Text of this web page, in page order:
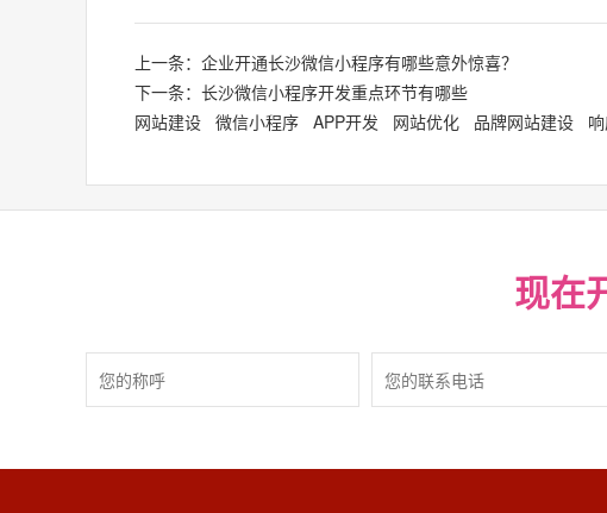
上一条：企业开通长沙微信小程序有哪些意外惊喜？
下一条：长沙微信小程序开发重点环节有哪些
网站建设 微信小程序 APP开发 网站优化 品牌网站建设
现在